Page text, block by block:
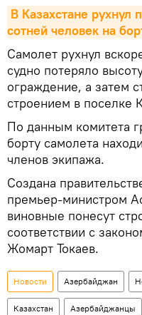
В Казахстане рухнул
сотней человек на
Самолет рухнул
судно потеряло
ограждение, а затем
строением в поселке
По данным комитета
борту самолета
членов экипажа.
Создана
премьер-министром
виновные понесут
соответствии с
Жомарт Токаев.
Новости Азербайджан
Казахстан Азербайджанцы